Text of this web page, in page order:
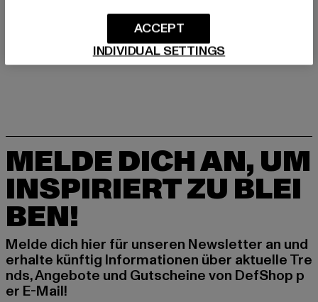
LIEFERUNG & RÜCKGABE
MELDE DICH AN, UM
INSPIRIERT ZU BLEI
BEN!
Melde dich hier für unseren Newsletter an und
erhalte künftig Informationen über aktuelle Tre
nds, Angebote und Gutscheine von DefShop p
er E-Mail!
INDIVIDUAL SETTINGS
ACCEPT